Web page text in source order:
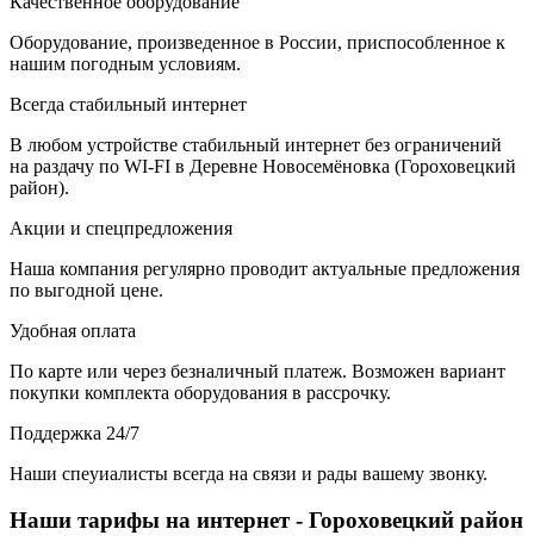
Оборудование, произведенное в России, приспособленное к
нашим погодным условиям.
Всегда стабильный интернет
В любом устройстве стабильный интернет без ограничений
на раздачу по WI-FI в Деревне Новосемёновка (Гороховецкий
район).
Акции и спецпредложения
Наша компания регулярно проводит актуальные предложения
по выгодной цене.
Удобная оплата
По карте или через безналичный платеж. Возможен вариант
покупки комплекта оборудования в рассрочку.
Поддержка 24/7
Наши спеуиалисты всегда на связи и рады вашему звонку.
Наши тарифы на интернет - Гороховецкий район